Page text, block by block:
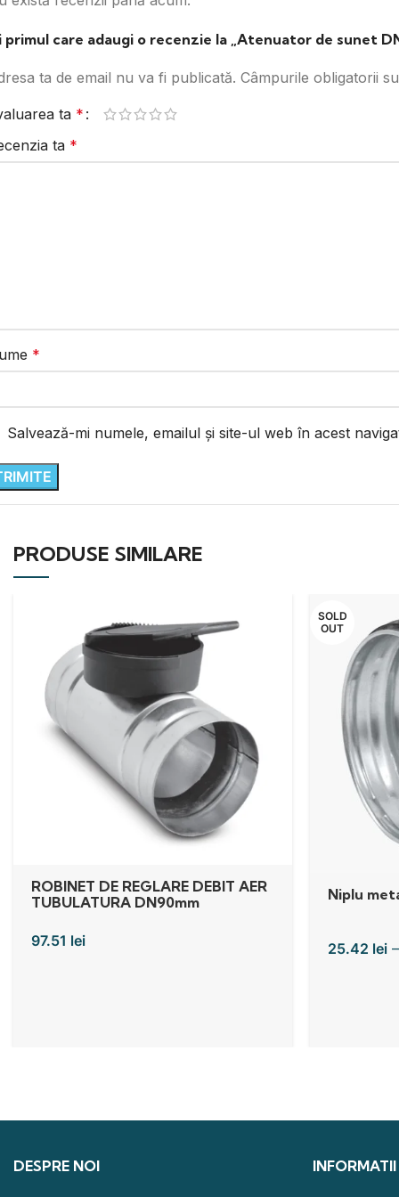
primul care adaugi o recenzie la „Atenuator de sunet
ta de email nu va fi publicată. Câmpurile obligatorii
ta *
ta *
*
Salvează-mi numele, emailul și site-ul web în acest
PRODUSE SIMILARE
ROBINET DE REGLARE DEBIT AER
TUBULATURA DN90mm
97.51 lei
SOLD
OUT
Niplu
25.42 lei –
DESPRE NOI INFORMATII